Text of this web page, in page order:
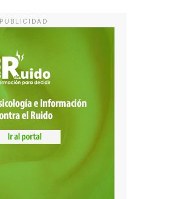
PUBLICIDAD